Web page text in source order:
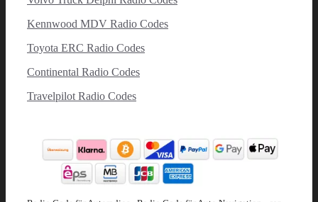
Kennwood MDV Radio Codes
Toyota ERC Radio Codes
Continental Radio Codes
Travelpilot Radio Codes